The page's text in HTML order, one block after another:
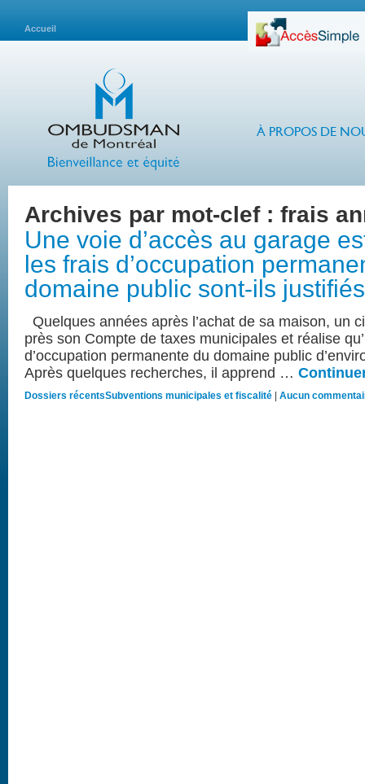
Accueil
À PROPOS DE
Archives par mot-clef : frais
Une voie d’accès au garage
les frais d’occupation
domaine public sont-ils
Quelques années après l’achat de sa maison, un
près son Compte de taxes municipales et réalise
d’occupation permanente du domaine public
Après quelques recherches, il apprend …
Dossiers récentsSubventions municipales et fiscalité Aucun